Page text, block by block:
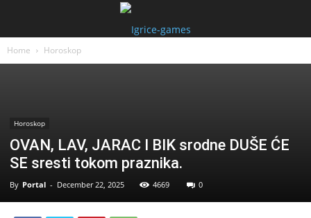
Home Horoskop
Horoskop
OVAN, LAV, JARAC I BIK srodne DUŠE ĆE
SE sresti tokom praznika.
By Portal - December 22, 2025 4669 0